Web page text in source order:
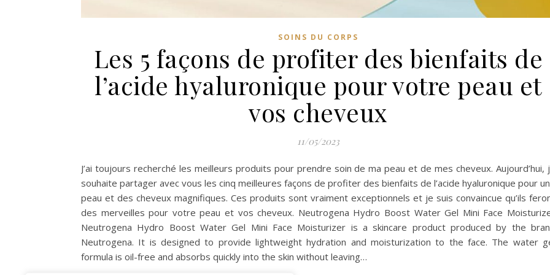
SOINS DU CORPS
Les 5 façons de profiter des bienfaits de
l’acide hyaluronique pour votre peau et
vos cheveux
11/05/2023
J’ai toujours recherché les meilleurs produits pour prendre soin de ma peau et de mes cheveux. Aujourd’hui,
souhaite partager avec vous les cinq meilleures façons de profiter des bienfaits de l’acide hyaluronique pour
peau et des cheveux magnifiques. Ces produits sont vraiment exceptionnels et je suis convaincue qu’ils
des merveilles pour votre peau et vos cheveux. Neutrogena Hydro Boost Water Gel Mini Face
Neutrogena Hydro Boost Water Gel Mini Face Moisturizer is a skincare product produced by the
Neutrogena. It is designed to provide lightweight hydration and moisturization to the face. The water
formula is oil-free and absorbs quickly into the skin without leaving…